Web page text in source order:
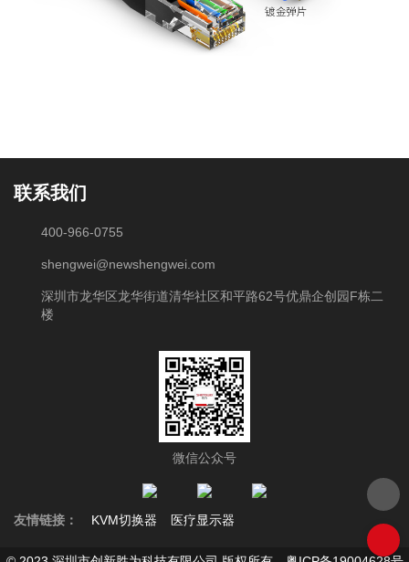
联系我们
400-966-0755
shengwei@newshengwei.com
深圳市龙华区龙华街道清华社区和平路62号优鼎企创园F栋二
楼
微信公众号
友情链接： KVM切换器 医疗显示器